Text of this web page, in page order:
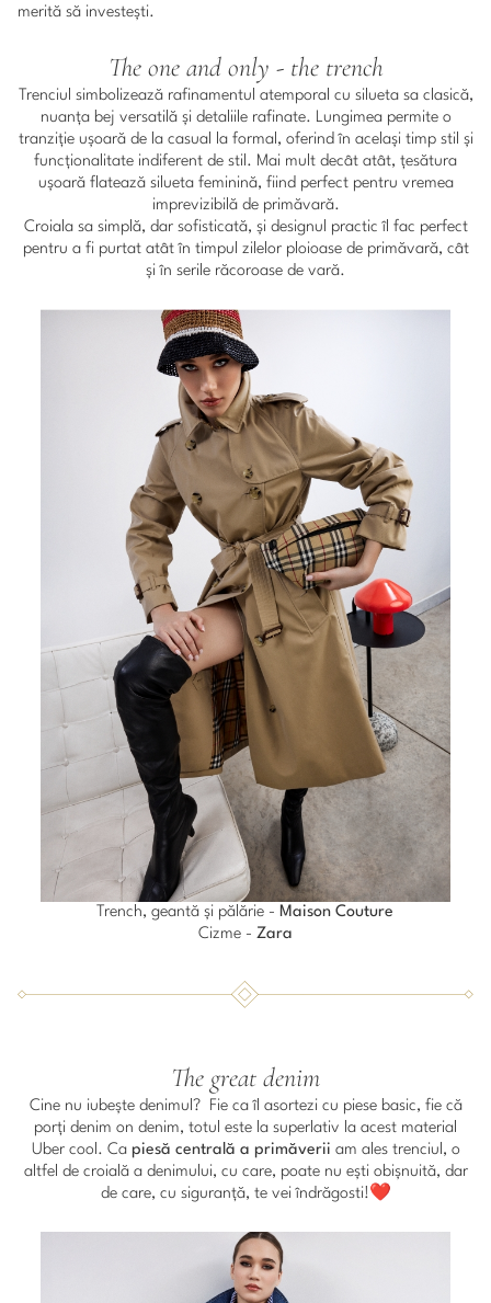
merită să investești.
The one and only - the trench
Trenciul simbolizează rafinamentul atemporal cu silueta sa clasică,
nuanța bej versatilă și detaliile rafinate. Lungimea permite o
tranziție ușoară de la casual la formal, oferind în același timp stil și
funcționalitate indiferent de stil. Mai mult decât atât, țesătura
ușoară flatează silueta feminină, fiind perfect pentru vremea
imprevizibilă de primăvară.
Croiala sa simplă, dar sofisticată, și designul practic îl fac perfect
pentru a fi purtat atât în timpul zilelor ploioase de primăvară, cât
și în serile răcoroase de vară.
Trench, geantă și pălărie - Maison Couture
Cizme - Zara
The great denim
Cine nu iubește denimul? Fie ca îl asortezi cu piese basic, fie că
porți denim on denim, totul este la superlativ la acest material
Uber cool. Ca piesă centrală a primăverii am ales trenciul, o
altfel de croială a denimului, cu care, poate nu ești obișnuită, dar
de care, cu siguranță, te vei îndrăgosti!❤️